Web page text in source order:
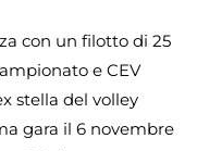
con un filotto di 25
e CEV
stella del volley
gara il 6 novembre